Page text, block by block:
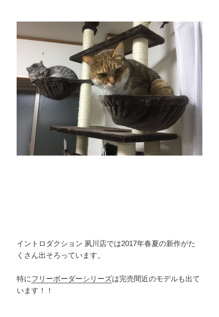
イントロダクション 夙川店では2017年春夏の新作がた
くさん出そろっています。
特にフリーボーダーシリーズは完売間近のモデルも出て
います！！